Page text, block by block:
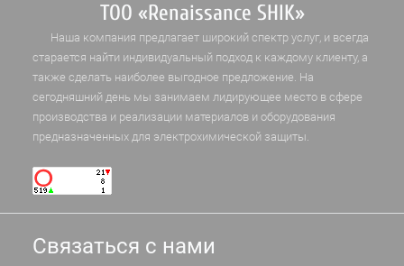
ТОО «Renaissance SHIK»
Наша компания предлагает широкий спектр услуг, и всегда
старается найти индивидуальный подход к каждому клиенту, а
также сделать наиболее выгодное предложение. На
сегодняшний день мы занимаем лидирующее место в сфере
производства и реализации материалов и оборудования
предназначенных для электрохимической защиты.
Связаться с нами